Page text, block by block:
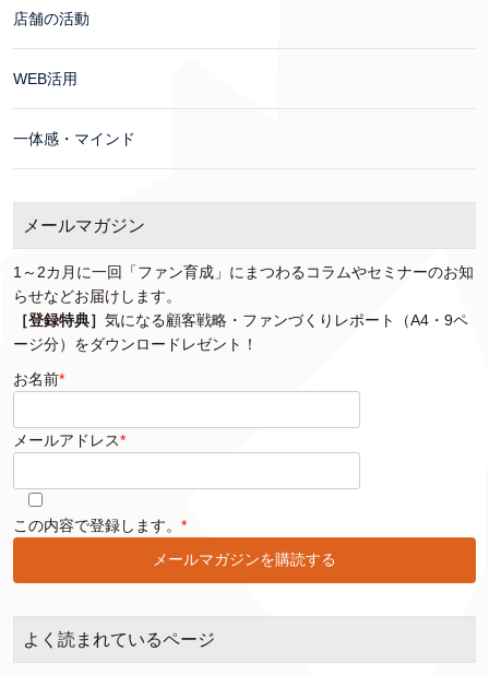
店舗の活動
WEB活用
一体感・マインド
メールマガジン
1～2カ月に一回「ファン育成」にまつわるコラムやセミナーのお知
らせなどお届けします。
［登録特典］ 気になる顧客戦略・ファンづくりレポート（A4・9ペ
ージ分）をダウンロードレゼント！
お名前*
メールアドレス*
このフィールドは空のままにしてください。
この内容で登録します。 *
よく読まれているページ